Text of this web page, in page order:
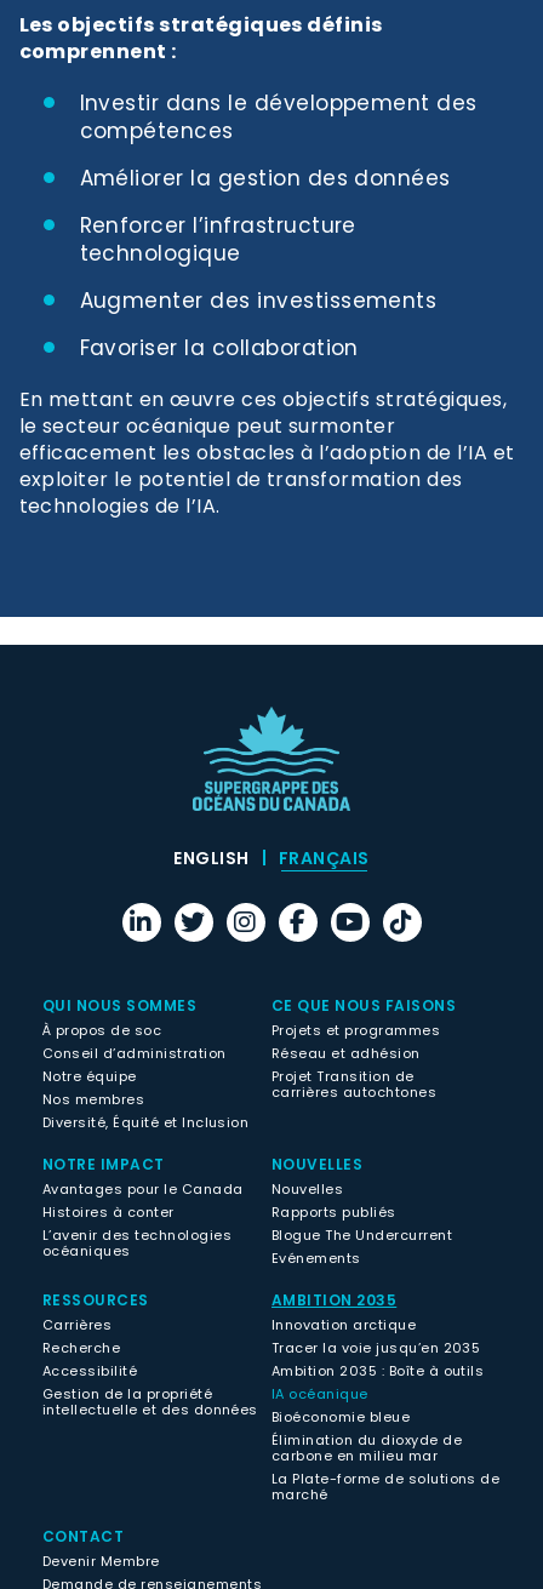
Les objectifs stratégiques définis
comprennent :
Investir dans le développement des
compétences
Améliorer la gestion des données
Renforcer l’infrastructure
technologique
Augmenter des investissements
Favoriser la collaboration
En mettant en œuvre ces objectifs stratégiques,
le secteur océanique peut surmonter
efficacement les obstacles à l’adoption de l’IA et
exploiter le potentiel de transformation des
technologies de l’IA.
ENGLISH FRANÇAIS
QUI NOUS SOMMES
À propos de soc
Conseil d’administration
Notre équipe
Nos membres
Diversité, Équité et Inclusion
CE QUE NOUS FAISONS
Projets et programmes
Réseau et adhésion
Projet Transition de
carrières autochtones
NOTRE IMPACT
Avantages pour le Canada
Histoires à conter
L’avenir des technologies
océaniques
NOUVELLES
Nouvelles
Rapports publiés
Blogue The Undercurrent
Evénements
RESSOURCES
Carrières
Recherche
Accessibilité
Gestion de la propriété
intellectuelle et des données
AMBITION 2035
Innovation arctique
Tracer la voie jusqu’en 2035
Ambition 2035 : Boîte à outils
IA océanique
Bioéconomie bleue
Élimination du dioxyde de
carbone en milieu mar
La Plate-forme de solutions de
marché
CONTACT
Devenir Membre
Demande de renseignements